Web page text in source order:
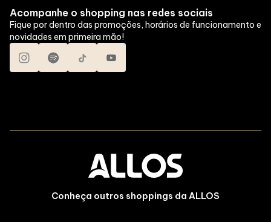
Acompanhe o shopping nas redes sociais
Fique por dentro das promoções, horários de funcionamento e
novidades em primeira mão!
Conheça outros shoppings da ALLOS